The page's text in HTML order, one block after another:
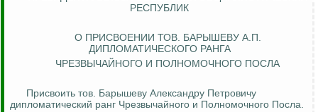
РЕСПУБЛИК
О ПРИСВОЕНИИ ТОВ. БАРЫШЕВУ А.П.
ДИПЛОМАТИЧЕСКОГО РАНГА
ЧРЕЗВЫЧАЙНОГО И ПОЛНОМОЧНОГО ПОСЛА
Присвоить тов. Барышеву Александру Петровичу
дипломатический ранг Чрезвычайного и Полномочного Посла.